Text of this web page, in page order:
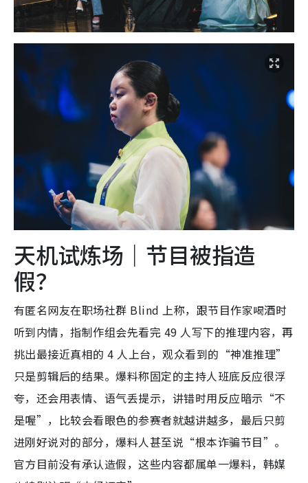
天机试炼场｜节目被指造
假？
有匿名网友在职场社群 Blind 上称，跟节目作家喝酒时
听到内情，指制作组会先看完 49 人写下的推理内容，再
挑出最接近真相的 4 人上台，观众看到的“神准推理”
只是剪辑后的结果。爆料称固定的主持人班底反应很浮
夸，还会用表情、语气丢提示，讲错时用反应暗示“不
是喔”，比较会看眼色的参赛者就越讲越多，最后只剪
进刚好说对的部分，爆料人甚至说“根本诈骗节目”。
官方目前没有承认造假，这些内容都属单一爆料，韩媒